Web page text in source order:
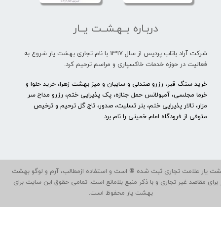
یار علامت تجاری ثبت شده ® است و استفاده ازمطالب، آرم و لوگو بهشت
برای مقاصد غیر تجاری و با ذکر منبع بلامانع است. تمامی حقوق این سایت برای
بهشت یار محفوظ است.
دربـاره بــهـشــت یــار
شرکت آراد باتاب پردیس از سال 1397 با نام تجاری بهشت یار شروع به
فعالیت در حوزه خدمات خاکسپاری و مراسم ترحیم کرد.
خرید سنگ قبر، رزرو صندلی و سایبان و میز بهشت زهرا، خرید حلوا و
خرما مجلسی، آمبولانس حمل جنازه، پک پذیرایی ختم، رزرو مداح سر
مزار، تالار پذیرایی ختم، بنر تسلیت، صدور، تاج گل ترحیم و ترخیص
متوفی از فرودگاه امام خمینی را نام برد.